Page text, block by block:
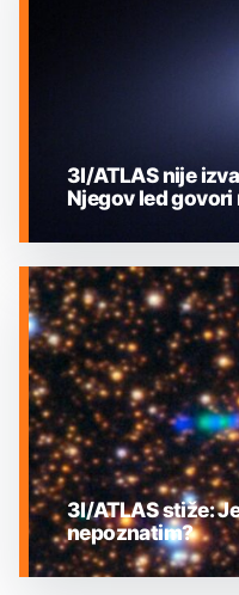
MEĐUZVJEZDANI
3I/ATLAS nije
Njegov led
3I/ATLAS stiže:
nepoznatim?